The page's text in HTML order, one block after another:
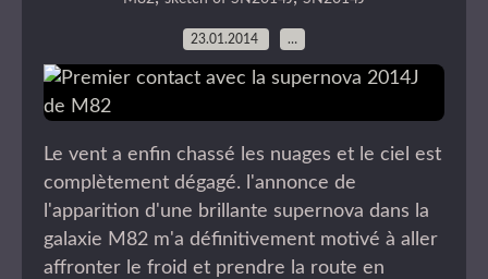
23.01.2014 …
Le vent a enfin chassé les nuages et le ciel est
complètement dégagé. l'annonce de
l'apparition d'une brillante supernova dans la
galaxie M82 m'a définitivement motivé à aller
affronter le froid et prendre la route en